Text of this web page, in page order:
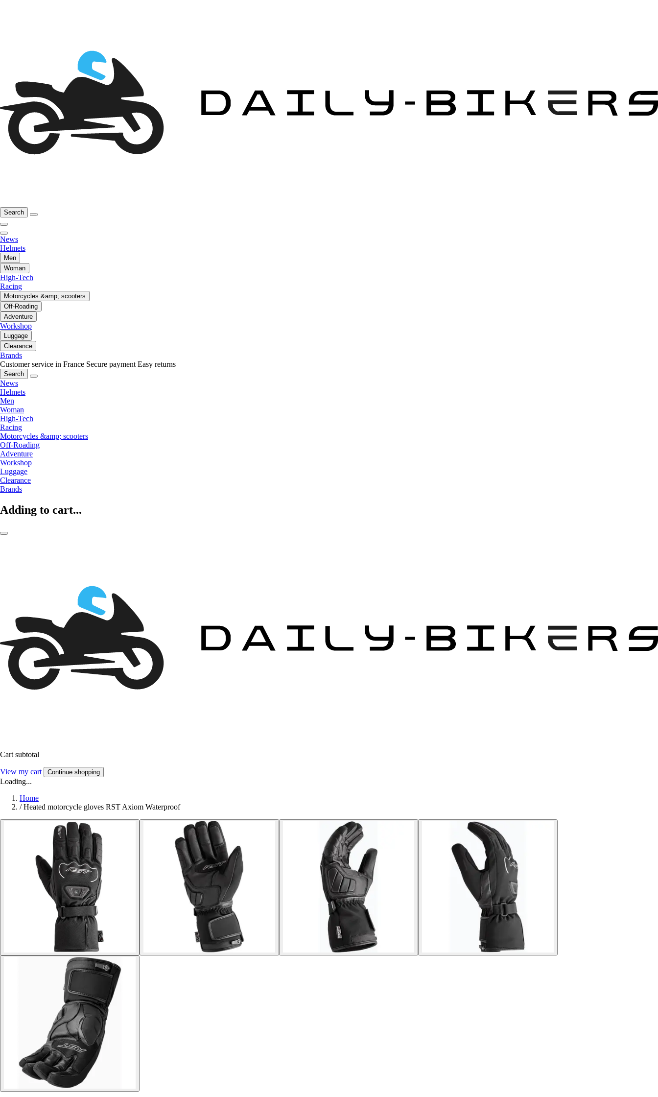
Search
News
Helmets
Men
Woman
High-Tech
Racing
Motorcycles &amp; scooters
Off-Roading
Adventure
Workshop
Luggage
Clearance
Brands
Customer service in France Secure payment Easy returns
Search
News
Helmets
Men
Woman
High-Tech
Racing
Motorcycles &amp; scooters
Off-Roading
Adventure
Workshop
Luggage
Clearance
Brands
Adding to cart...
Cart subtotal
View my cart Continue shopping
Loading...
Home
/ Heated motorcycle gloves RST Axiom Waterproof